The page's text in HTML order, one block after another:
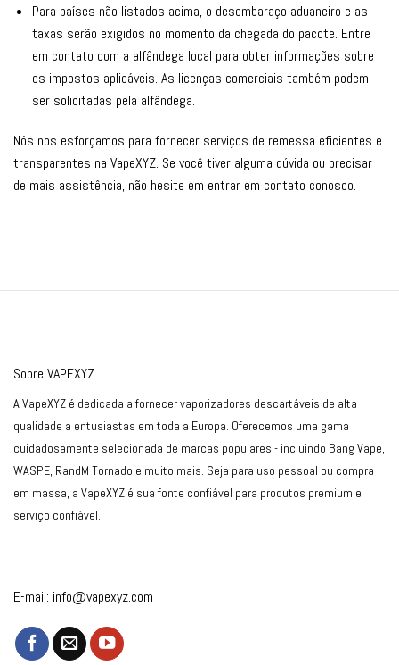
Para países não listados acima, o desembaraço aduaneiro e as
taxas serão exigidos no momento da chegada do pacote. Entre
em contato com a alfândega local para obter informações sobre
os impostos aplicáveis. As licenças comerciais também podem
ser solicitadas pela alfândega.
Nós nos esforçamos para fornecer serviços de remessa eficientes e
transparentes na VapeXYZ. Se você tiver alguma dúvida ou precisar
de mais assistência, não hesite em entrar em contato conosco.
Sobre VAPEXYZ
A VapeXYZ é dedicada a fornecer vaporizadores descartáveis de alta
qualidade a entusiastas em toda a Europa. Oferecemos uma gama
cuidadosamente selecionada de marcas populares - incluindo Bang Vape,
WASPE, RandM Tornado e muito mais. Seja para uso pessoal ou compra
em massa, a VapeXYZ é sua fonte confiável para produtos premium e
serviço confiável.
E-mail: info@vapexyz.com